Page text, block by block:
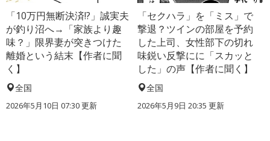
「10万円無断決済!?」誠実夫
が釣り沼へ→「家族より趣
味？」限界妻が突きつけた
離婚という結末【作者に聞
く】
全国
2026年5月10日 07:30 更新
「セクハラ」を「ミス」で
撃退？ツインの部屋を予約
した上司、女性部下の切れ
味鋭い反撃にに「スカッと
した」の声【作者に聞く】
全国
2026年5月9日 20:35 更新